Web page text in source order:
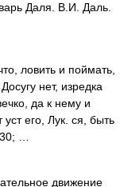
Даля. В.И. Даль.
ловить и поймать,
нет, изредка
да к нему и
его, Лук. ся, быть
…
движение